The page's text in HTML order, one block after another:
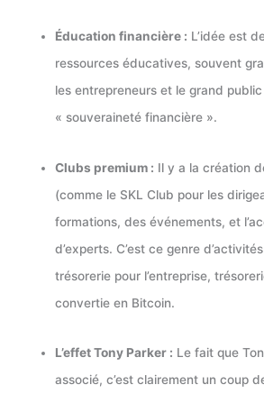
Éducation financière : L’idée est
ressources éducatives, souvent
les entrepreneurs et le grand
« souveraineté financière ».
Clubs premium : Il y a la création
(comme le SKL Club pour les
formations, des événements, et
d’experts. C’est ce genre
trésorerie pour l’entreprise,
convertie en Bitcoin.
L’effet Tony Parker : Le fait que
associé, c’est clairement un coup